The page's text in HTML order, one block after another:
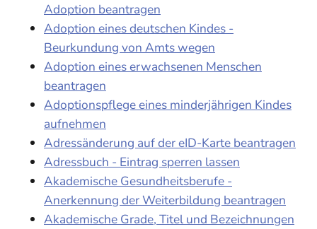
Adoption beantragen
Adoption eines deutschen Kindes -
Beurkundung von Amts wegen
Adoption eines erwachsenen Menschen
beantragen
Adoptionspflege eines minderjährigen Kindes
aufnehmen
Adressänderung auf der eID-Karte beantragen
Adressbuch - Eintrag sperren lassen
Akademische Gesundheitsberufe -
Anerkennung der Weiterbildung beantragen
Akademische Grade, Titel und Bezeichnungen